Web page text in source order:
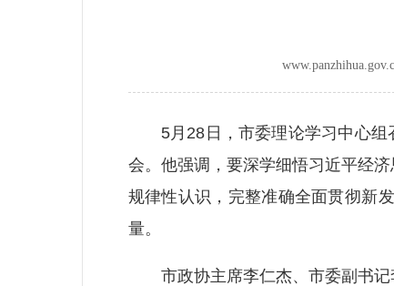
5月28日，市委理论学习中心组召
会。他强调，要深学细悟习近平经
规律性认识，完整准确全面贯彻新
量。
市政协主席李仁杰、市委副书记